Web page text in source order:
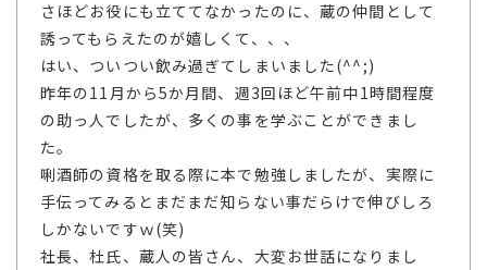
さほどお役にも立ててなかったのに、蔵の仲間として
誘ってもらえたのが嬉しくて、、、
はい、ついつい飲み過ぎてしまいました(^^;)
昨年の11月から5か月間、週3回ほど午前中1時間程度
の助っ人でしたが、多くの事を学ぶことができまし
た。
唎酒師の資格を取る際に本で勉強しましたが、実際に
手伝ってみるとまだまだ知らない事だらけで伸びしろ
しかないですｗ(笑)
社長、杜氏、蔵人の皆さん、大変お世話になりまし